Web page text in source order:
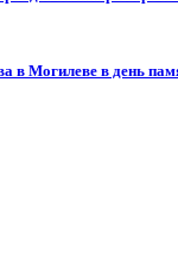
в Могилеве в день